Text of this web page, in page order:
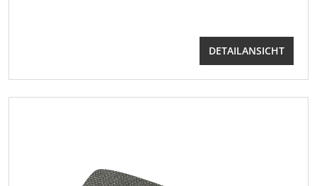
DETAILANSICHT